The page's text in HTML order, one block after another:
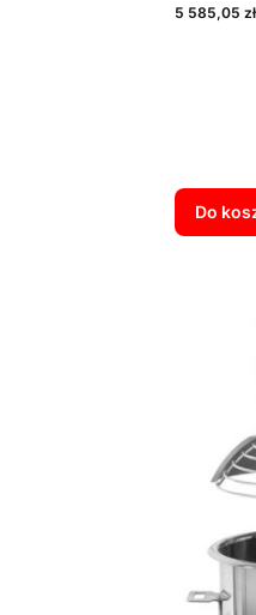
Cena
5 585,05 zł
Do